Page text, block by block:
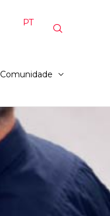
PT
Comunidade